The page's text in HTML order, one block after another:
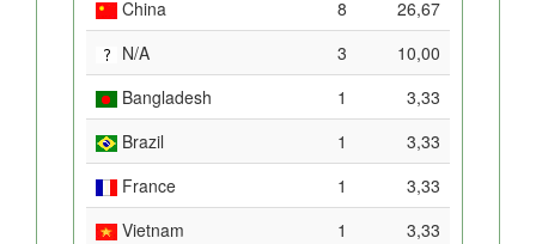
China
8
26,67
N/A
3
10,00
Bangladesh
1
3,33
Brazil
1
3,33
France
1
3,33
Vietnam
1
3,33